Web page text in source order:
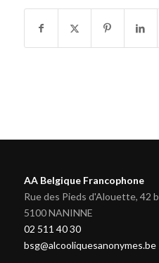
AA Belgique Francophone
Rue des Pieds d'Alouette, 42 b
5100 NANINNE
02 511 40 30
bsg@alcooliquesanonymes.be